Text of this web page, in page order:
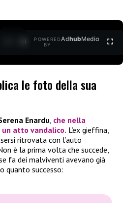
POWERED
BY
AdhubMedia
le foto della sua
Enardu, che nella
atto vandalico. L’ex gieffina,
ritrovata con l’auto
è la prima volta che succede,
fa dei malviventi avevano già
quanto successo: